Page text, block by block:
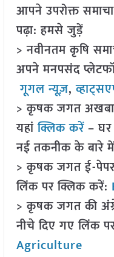
आपने उपरोक्त
पढ़ा: हमसे जुड़ें
> नवीनतम कृषि
अपने मनपसंद
गूगल न्यूज़,
> कृषक जगत
यहांक्लिक करें– घर
नई तकनीक के बारे
> कृषक जगत ई-
लिंक पर क्लिक करें:
> कृषक जगत की
नीचे दिए गए लिंक
Agriculture